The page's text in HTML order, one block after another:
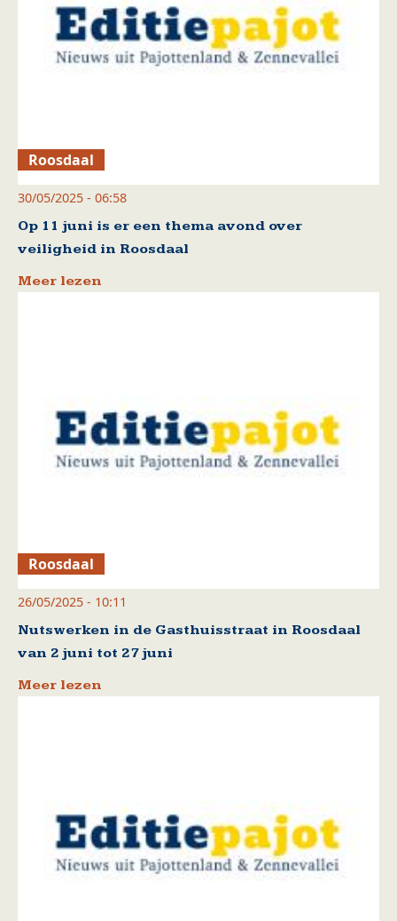
Roosdaal
30/05/2025 - 06:58
Op 11 juni is er een thema avond over
veiligheid in Roosdaal
Meer lezen
Roosdaal
26/05/2025 - 10:11
Nutswerken in de Gasthuisstraat in Roosdaal
van 2 juni tot 27 juni
Meer lezen